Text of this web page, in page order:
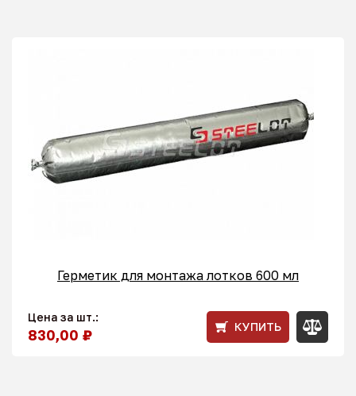
Герметик для монтажа лотков 600 мл
Цена за шт.:
830,00 ₽ КУПИТЬ